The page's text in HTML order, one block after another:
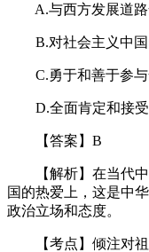
A.与西方发展道路
B.对社会主义中国
C.勇于和善于参与
D.全面肯定和接受
【答案】B
【解析】在当代中
国的热爱上，这是中
政治立场和态度。
【考点】倾注对祖